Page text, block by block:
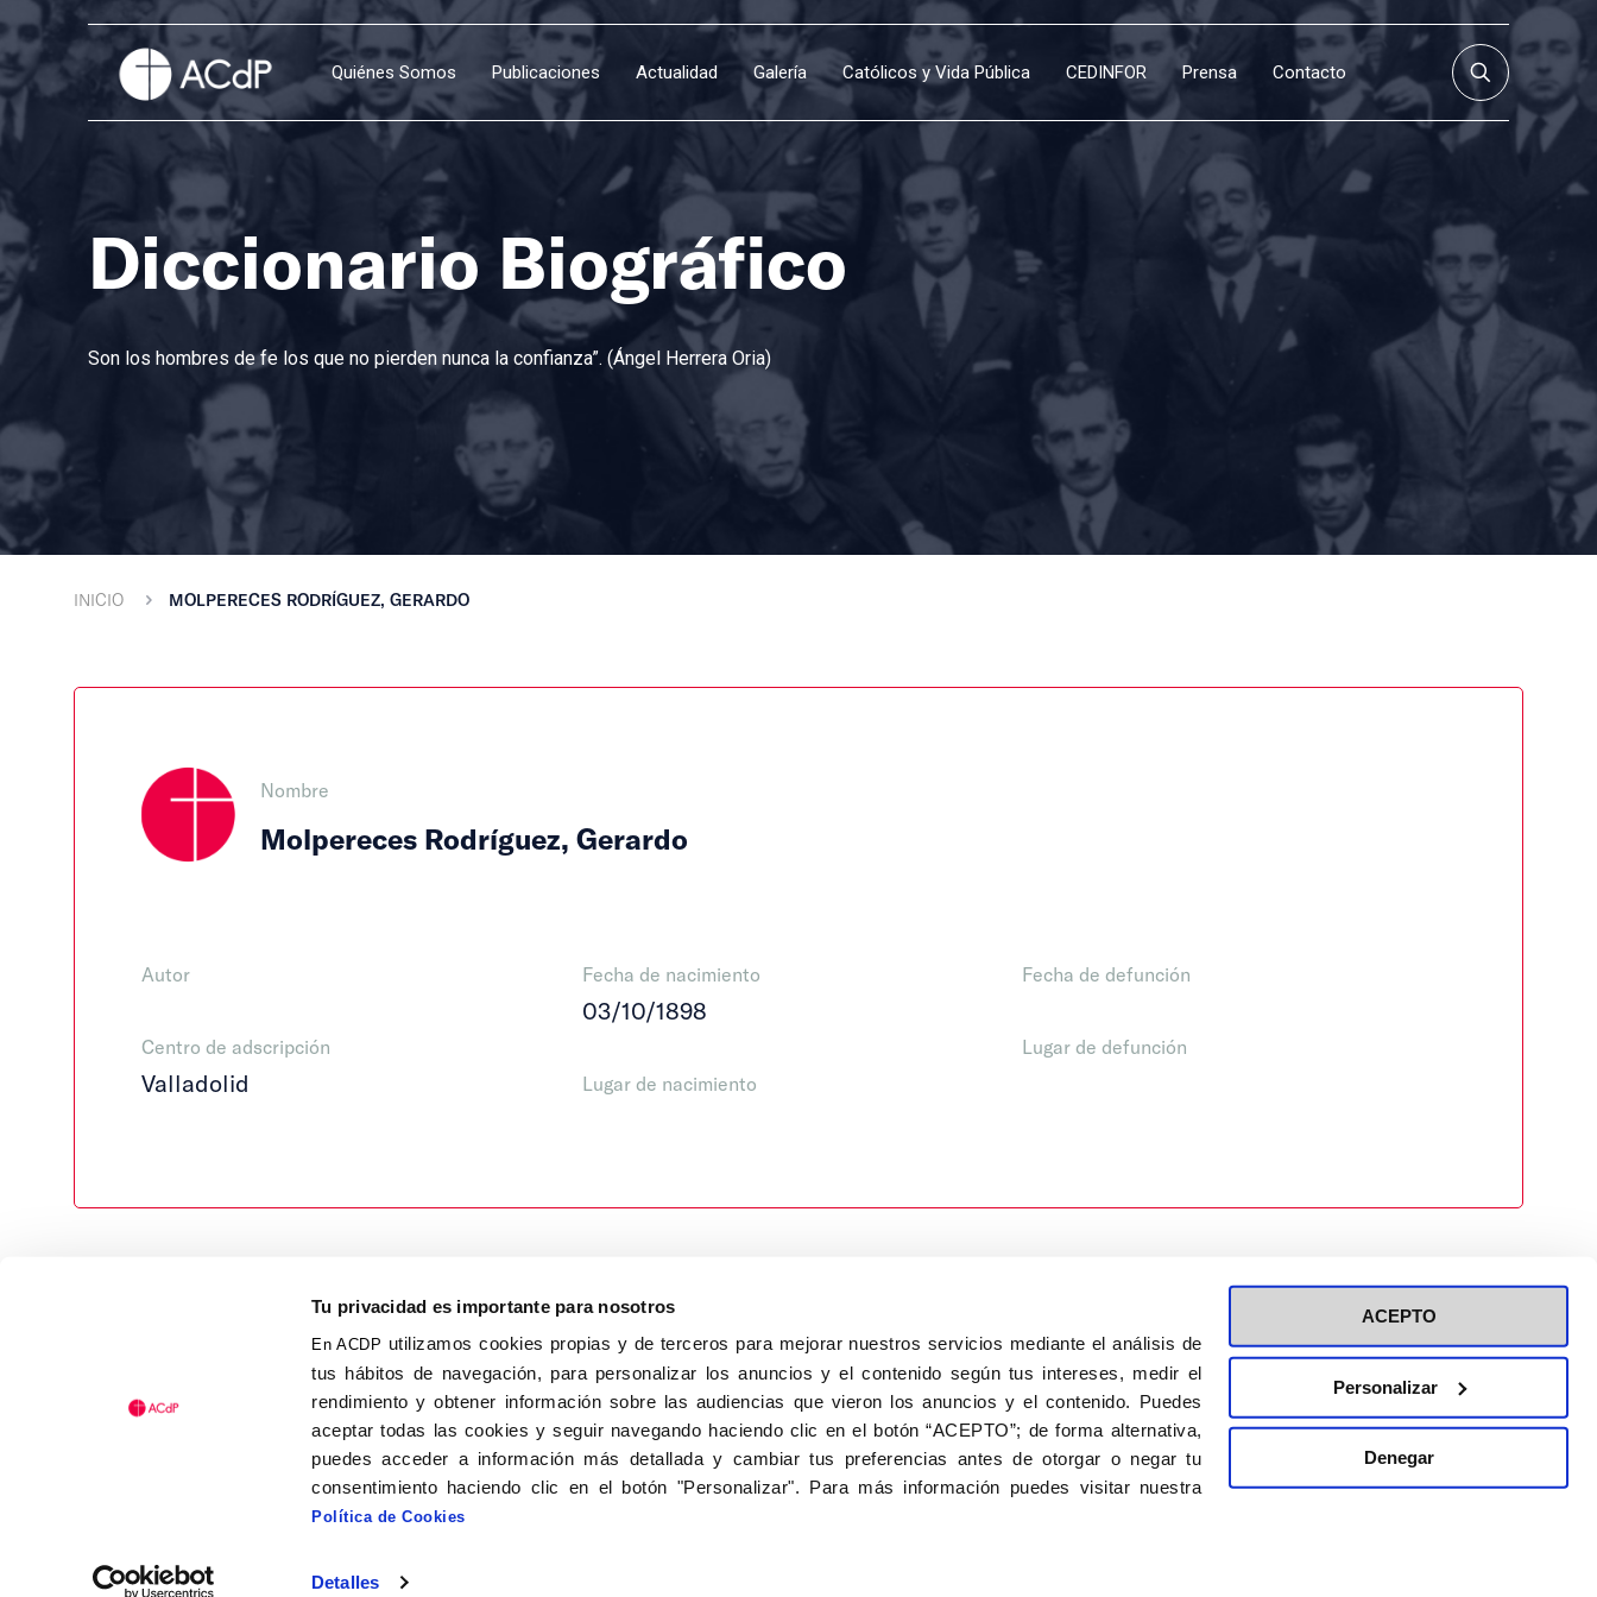
Tu privacidad es importante para nosotros
En ACDP utilizamos cookies propias y de terceros para mejorar nuestros servicios mediante el análisis de
tus hábitos de navegación, para personalizar los anuncios y el contenido según tus intereses, medir el
rendimiento y obtener información sobre las audiencias que vieron los anuncios y el contenido. Puedes
aceptar todas las cookies y seguir navegando haciendo clic en el botón “ACEPTO”; de forma alternativa,
puedes acceder a información más detallada y cambiar tus preferencias antes de otorgar o negar tu
consentimiento haciendo clic en el botón "Personalizar". Para más información puedes visitar nuestra
Política de Cookies
Detalles
ACEPTO
Personalizar
Denegar
Quiénes Somos Publicaciones Actualidad Galería Católicos y Vida Pública CEDINFOR Prensa Contacto
Diccionario Biográfico
Son los hombres de fe los que no pierden nunca la confianza”. (Ángel Herrera Oria)
INICIO MOLPERECES RODRÍGUEZ, GERARDO
Nombre
Molpereces Rodríguez, Gerardo
Autor
Centro de adscripción
Valladolid
Fecha de nacimiento
03/10/1898
Lugar de nacimiento
Fecha de defunción
Lugar de defunción
Calle Isaac Peral, 58 C.P.: 28040, Madrid
Tel (+34) 91 456 63 27
Fax: (+34) 91 535 19 98
acdp@acdp.es
Aviso Legal Inscripción a eventos
Política de privacidad de RRSS
Política de cookies